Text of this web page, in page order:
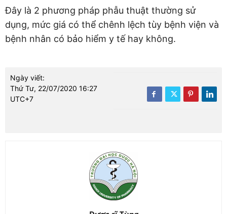
Đây là 2 phương pháp phẫu thuật thường sử
dụng, mức giá có thể chênh lệch tùy bệnh viện và
bệnh nhân có bảo hiểm y tế hay không.
Ngày viết:
Thứ Tư, 22/07/2020 16:27
UTC+7